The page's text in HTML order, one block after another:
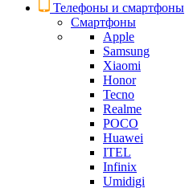
Телефоны и смартфоны
Смартфоны
Apple
Samsung
Xiaomi
Honor
Tecno
Realme
POCO
Huawei
ITEL
Infinix
Umidigi